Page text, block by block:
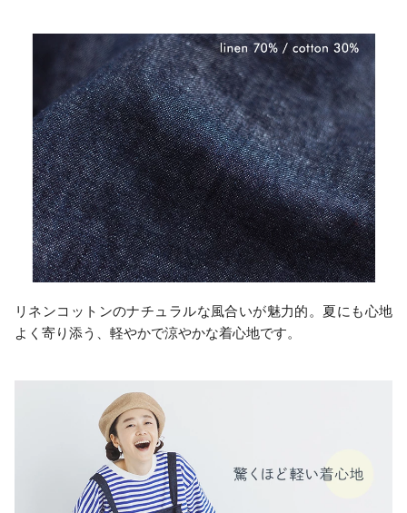
リネンコットンのナチュラルな風合いが魅力的。夏にも心地
よく寄り添う、軽やかで涼やかな着心地です。